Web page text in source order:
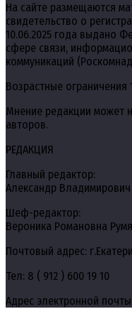
На сайте размещаются
свидетельство о
10.06.2025 года выдано
сфере связи,
коммуникаций
Возрастные ограничения
Мнение редакции может
авторов.
РЕДАКЦИЯ
Главный редактор:
Александр Владимирович
Шеф-редактор:
Вероника Романовна
Почтовый адрес:
Тел: 8 ( 912 ) 600 19 10
Адрес электронной